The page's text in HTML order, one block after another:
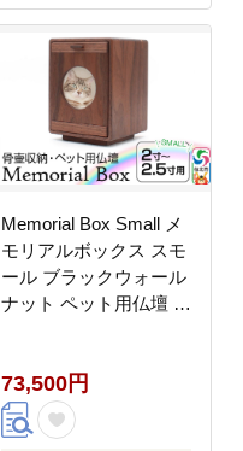
Memorial Box Small メ
モリアルボックス スモ
ール ブラックウォール
ナット ペット用仏壇 骨
あきた芸術村 森林工芸
館＞
73,500円